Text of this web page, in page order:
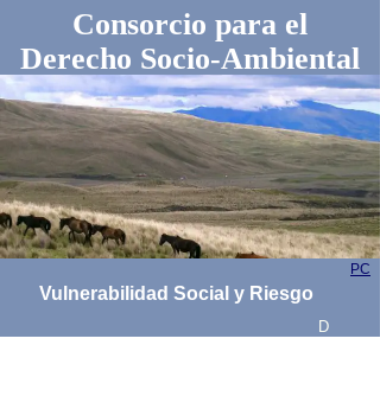
Consorcio para el
Derecho Socio-Ambiental
PC
D
Vulnerabilidad Social y Riesgo